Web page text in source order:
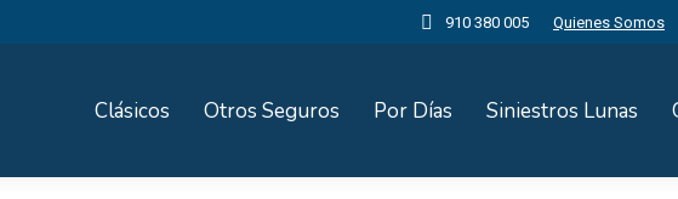
910 380 005 Quienes Somos
Clásicos Otros Seguros Por Días Siniestros Lunas